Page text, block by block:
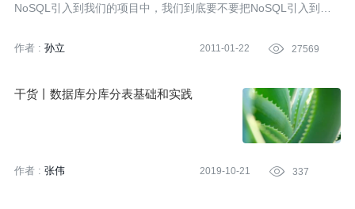
NoSQL引入到我们的项目中，我们到底要不要把NoSQL引入到项
作者 : 孙立 2011-01-22  27569
干货丨数据库分库分表基础和实践
作者 : 张伟 2019-10-21  337